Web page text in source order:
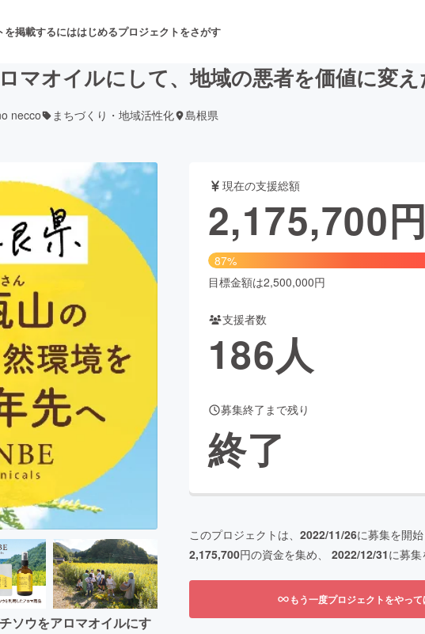
を掲載するにははじめるプロジェクトをさがす
舞台・パフォーマンス
開発 フード・飲食店 ファッション
アニメ・漫画
ビューティー・ヘルスケア
for Social GoodCAMPFIRE Creation
ふるさと納税
コミュニティ
オイルにして、地域の悪者を価値に変え
necco まちづくり・地域活性化 島根県
ソウをアロマオイルにす
現在の支援総額
2,175,700円
87%
目標金額は2,500,000円
支援者数
186人
募集終了まで残り
終了
このプロジェクトは、 2022/11/26に募集を開始
2,175,700円の資金を集め、 2022/12/31に募
もう一度プロジェクトをやっ